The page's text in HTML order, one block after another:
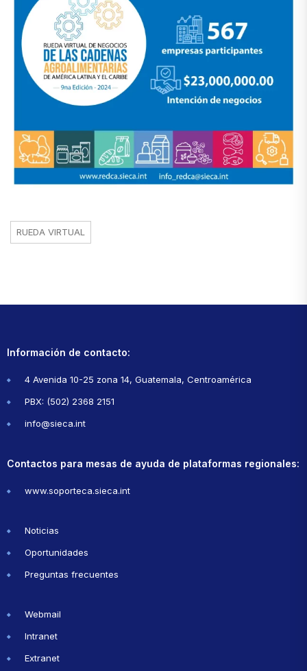
RUEDA VIRTUAL
Información de contacto:
4 Avenida 10-25 zona 14, Guatemala, Centroamérica
PBX: (502) 2368 2151
info@sieca.int
Contactos para mesas de ayuda de plataformas regionales:
www.soporteca.sieca.int
Noticias
Oportunidades
Preguntas frecuentes
Webmail
Intranet
Extranet